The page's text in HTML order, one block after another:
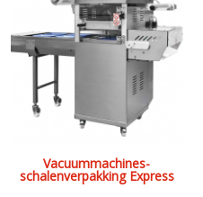
Vacuummachines-
schalenverpakking Express